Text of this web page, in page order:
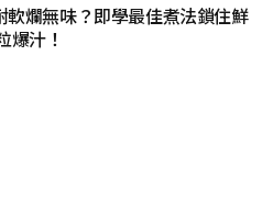
爛無味？即學最佳煮法鎖住鮮
爆汁！